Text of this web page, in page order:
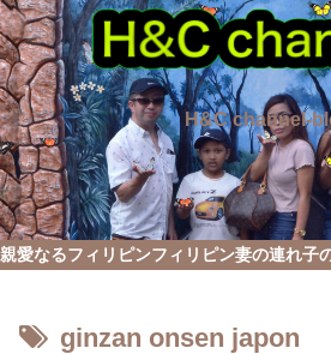
H&C channel-
親愛なるフィリピンフィリピン妻の連れ子
ginzan onsen japon